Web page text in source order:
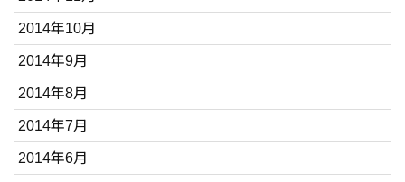
2014年10月
2014年9月
2014年8月
2014年7月
2014年6月